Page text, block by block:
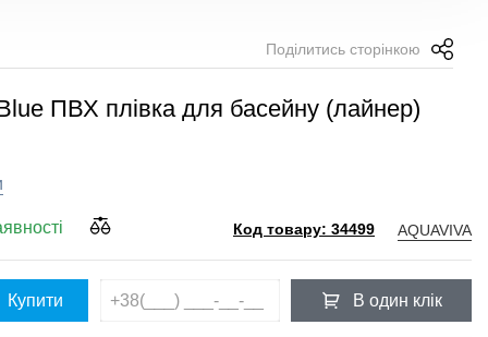
Поділитись сторінкою
ПВХ плівка для басейну (лайнер)
Код товару: 34499 AQUAVIVA
Купити В один клік